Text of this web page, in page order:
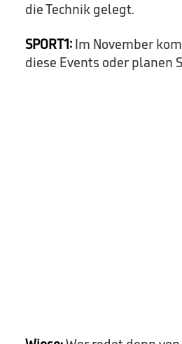
die Technik gelegt.
SPORT1: Im November
diese Events oder planen